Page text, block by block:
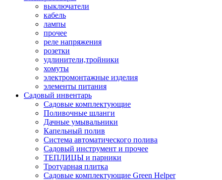
выключатели
кабель
лампы
прочее
реле напряжения
розетки
удлинители,тройники
хомуты
электромонтажные изделия
элементы питания
Садовый инвентарь
Садовые комплектующие
Поливочные шланги
Дачные умывальники
Капельный полив
Система автоматического полива
Садовый инструмент и прочее
ТЕПЛИЦЫ и парники
Тротуарная плитка
Садовые комплектующие Green Helper